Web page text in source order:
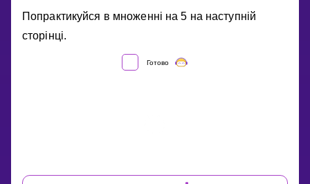
ТАБЛИЦЯ
МНОЖЕННЯ
НА
Попрактикуйся в множенні на 5 на наступній
сторінці.
Готово